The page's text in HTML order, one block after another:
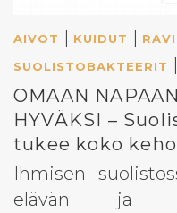
AIVOT | KUIDUT |
SUOLISTOBAKTEERIT
OMAAN
HYVÄKSI –
tukee koko
Ihmisen
elävän ja